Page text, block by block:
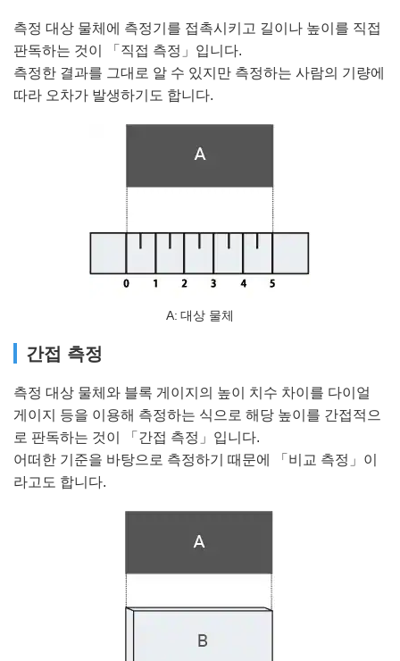
측정 대상 물체에 측정기를 접촉시키고 길이나 높이를 직접
판독하는 것이 「직접 측정」입니다.
측정한 결과를 그대로 알 수 있지만 측정하는 사람의 기량에
따라 오차가 발생하기도 합니다.
A 대상 물체
간접 측정
측정 대상 물체와 블록 게이지의 높이 치수 차이를 다이얼
게이지 등을 이용해 측정하는 식으로 해당 높이를 간접적으
로 판독하는 것이 「간접 측정」입니다.
어떠한 기준을 바탕으로 측정하기 때문에 「비교 측정」이
라고도 합니다.